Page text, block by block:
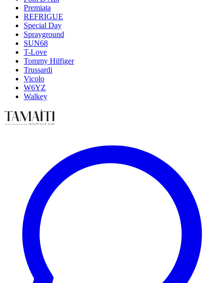
Premiata
REFRIGUE
Special Day
Sprayground
SUN68
T-Love
Tommy Hilfiger
Trussardi
Vicolo
W6YZ
Walkey